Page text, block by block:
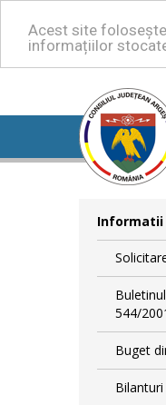
Acest site
informațiilor
Informatii
544/
Buget